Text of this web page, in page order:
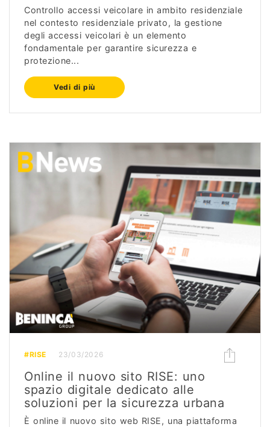
Controllo accessi veicolare in ambito residenziale
nel contesto residenziale privato, la gestione
degli accessi veicolari è un elemento
fondamentale per garantire sicurezza e
protezione...
Vedi di più
#RISE 23/03/2026
Online il nuovo sito RISE: uno
spazio digitale dedicato alle
soluzioni per la sicurezza urbana
È online il nuovo sito web RISE, una piattaforma